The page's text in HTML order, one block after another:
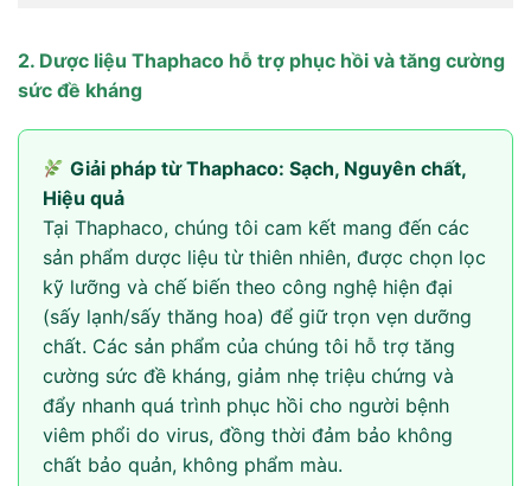
2. Dược liệu Thaphaco hỗ trợ phục hồi và tăng cường
sức đề kháng
Giải pháp từ Thaphaco: Sạch, Nguyên chất,
Hiệu quả
Tại Thaphaco, chúng tôi cam kết mang đến các
sản phẩm dược liệu từ thiên nhiên, được chọn lọc
kỹ lưỡng và chế biến theo công nghệ hiện đại
(sấy lạnh/sấy thăng hoa) để giữ trọn vẹn dưỡng
chất. Các sản phẩm của chúng tôi hỗ trợ tăng
cường sức đề kháng, giảm nhẹ triệu chứng và
đẩy nhanh quá trình phục hồi cho người bệnh
viêm phổi do virus, đồng thời đảm bảo không
chất bảo quản, không phẩm màu.